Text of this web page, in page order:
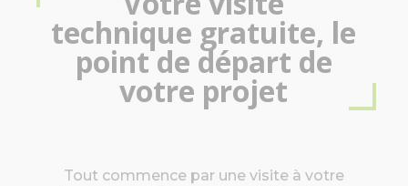
technique gratuite, le
point de départ de
votre projet
Tout commence par une visite à votre